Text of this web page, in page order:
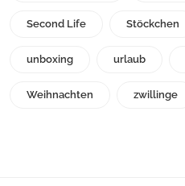
Second Life Stöckchen
unboxing urlaub
Weihnachten zwillinge